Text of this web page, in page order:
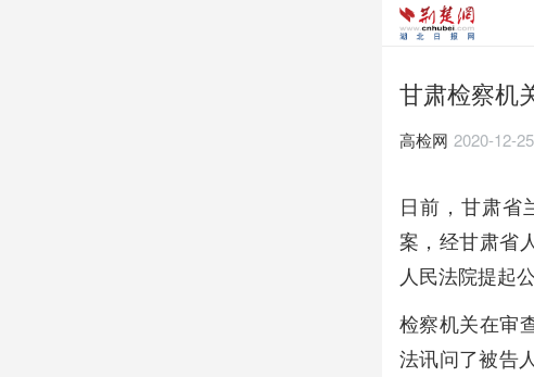
甘肃检察机
高检网 2020-12-
日前，甘肃省
案，经甘肃省
人民法院提起公
检察机关在审
法讯问了被告